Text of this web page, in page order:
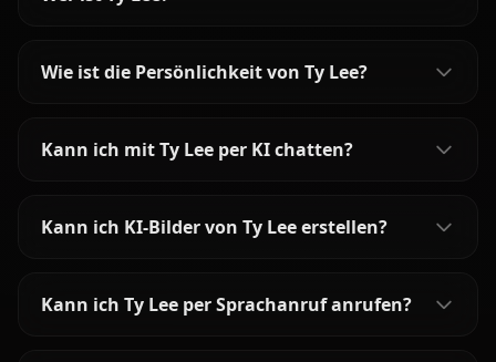
Wie ist die Persönlichkeit von Ty Lee?
Kann ich mit Ty Lee per KI chatten?
Kann ich KI-Bilder von Ty Lee erstellen?
Kann ich Ty Lee per Sprachanruf anrufen?